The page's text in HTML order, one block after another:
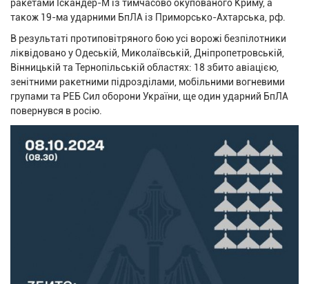
ракетами Іскандер-М із тимчасово окупованого Криму, а
також 19-ма ударними БпЛА із Приморсько-Ахтарська, рф.
В результаті протиповітряного бою усі ворожі безпілотники
ліквідовано у Одеській, Миколаївській, Дніпропетровській,
Вінницькій та Тернопільській областях: 18 збито авіацією,
зенітними ракетними підрозділами, мобільними вогневими
групами та РЕБ Сил оборони України, ще один ударний БпЛА
повернувся в росію.